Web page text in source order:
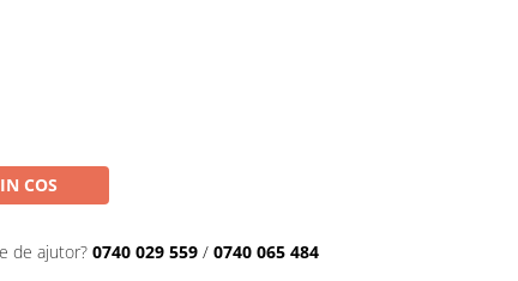
COS
de ajutor? 0740 029 559 / 0740 065 484